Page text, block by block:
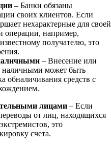
– Банки обязаны
своих клиентов. Если
нехарактерные для своей
операции, например,
получателю, это
– Внесение или
наличными может быть
обналичивания средств с
лицами – Если
от лиц, находящихся
это
счета.